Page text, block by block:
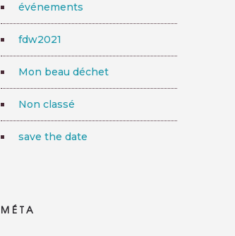
événements
fdw2021
Mon beau déchet
Non classé
save the date
MÉTA